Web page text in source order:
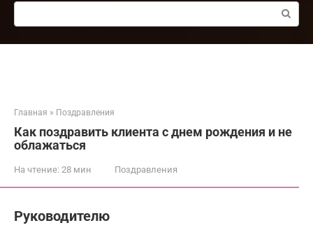
Поиск:
Главная » Поздравления
Как поздравить клиента с днем рождения и не
облажаться
На чтение: 28 мин Поздравления
Руководителю